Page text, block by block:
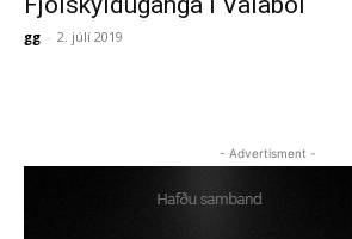
gg - 2. júlí 2019
- Advertisment -